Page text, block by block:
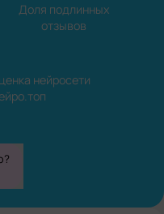
Доля подлинных
отзывов
нейросети